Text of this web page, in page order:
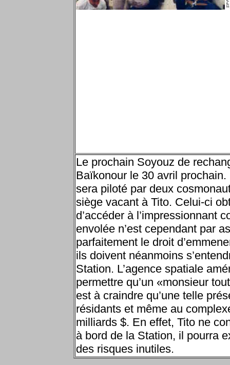
Le prochain Soyouz de
Baïkonour le 30 avril
sera piloté par deux
siège vacant à Tito. Celui-ci
d’accéder à l’impressionnant
envolée n’est cependant par
parfaitement le droit
ils doivent néanmoins
Station. L’agence spatiale
permettre qu’un «monsieur
est à craindre qu’une telle
résidants et même au
milliards $. En effet, Tito ne
à bord de la Station, il pourra
des risques inutiles.